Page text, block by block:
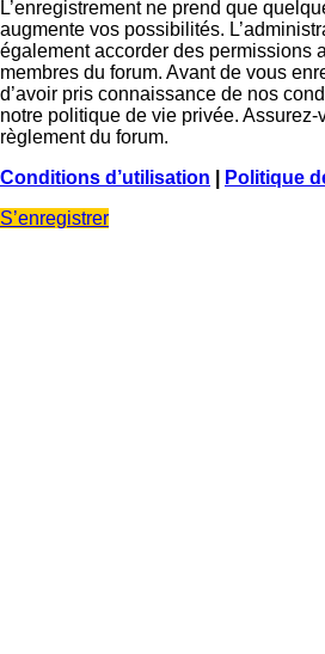
L’enregistrement ne prend que
augmente vos possibilités.
également accorder des permissions
membres du forum. Avant de vous
d’avoir pris connaissance de nos
notre politique de vie privée.
règlement du forum.
Conditions d’utilisation
Politique
S’enregistrer